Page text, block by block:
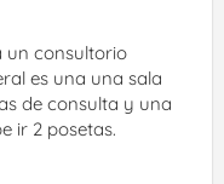
un consultorio
es una una sala
de consulta y una
ir 2 posetas.